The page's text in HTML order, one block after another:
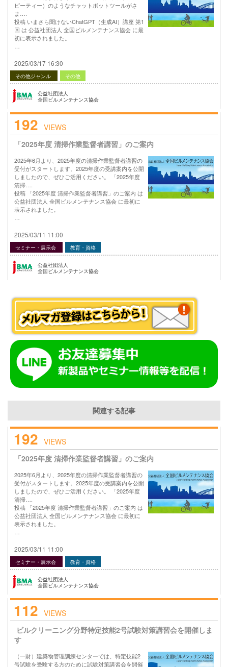
ピーティー）のようなチャットボットツールがさ
ま….
投稿 いまさら聞けないChatGPT（生成AI）講座 第1
回 は 公益社団法人 全国ビルメンテナンス協会 に最
初に表示されました。
2025/03/17 16:30
その他ジャンル その他
公益社団法人
全国ビルメンテナンス協会
192 VIEWS
「2025年度 清掃作業監督者講習」のご案内
2025年6月より、2025年度の清掃作業監督者講習の
受付がスタートします。2025年度の受講案内を公開
しましたので、ぜひご活用ください。 「2025年度
清掃….
投稿 「2025年度 清掃作業監督者講習」のご案内 は
公益社団法人 全国ビルメンテナンス協会 に最初に
表示されました。
2025/03/11 11:00
セミナー・展示会 教育・資格
公益社団法人
全国ビルメンテナンス協会
関連する記事
192 VIEWS
「2025年度 清掃作業監督者講習」のご案内
2025年6月より、2025年度の清掃作業監督者講習の
受付がスタートします。2025年度の受講案内を公開
しましたので、ぜひご活用ください。 「2025年度
清掃….
投稿 「2025年度 清掃作業監督者講習」のご案内 は
公益社団法人 全国ビルメンテナンス協会 に最初に
表示されました。
2025/03/11 11:00
セミナー・展示会 教育・資格
公益社団法人
全国ビルメンテナンス協会
112 VIEWS
ビルクリーニング分野特定技能2号試験対策講習会を開催しま
す
（一財）建築物管理訓練センターでは、特定技能2
号試験を受験する方のために試験対策講習会を開催